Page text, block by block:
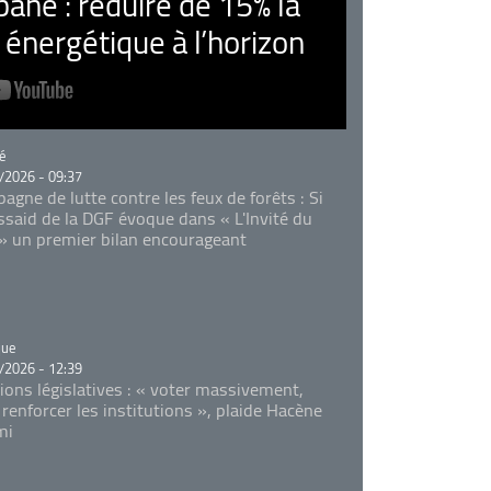
à l’horizon
- 09:37
de lutte contre les feux de forêts : Si
de la DGF évoque dans « L'Invité du
un premier bilan encourageant
- 12:39
législatives : « voter massivement,
les institutions », plaide Hacène